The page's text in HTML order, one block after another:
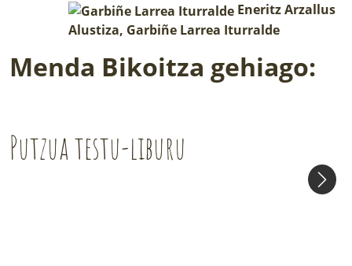
Eneritz Arzallus
Alustiza, Garbiñe Larrea Iturralde
Menda Bikoitza gehiago:
Putzua testu-liburu